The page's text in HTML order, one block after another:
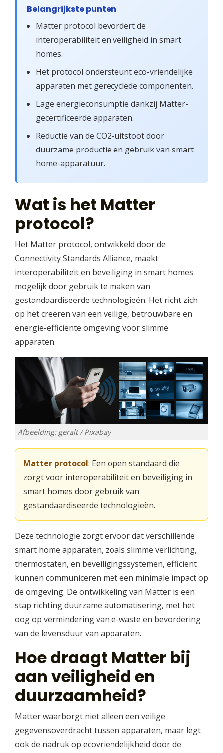
Belangrijkste punten
Matter protocol bevordert de
interoperabiliteit en veiligheid in smart
homes.
Het protocol ondersteunt eco-vriendelijke
apparaten met gerecyclede componenten.
Lage energieconsumptie dankzij Matter-
gecertificeerde apparaten.
Reductie van de CO2-uitstoot door
duurzame productie en gebruik van smart
home-apparatuur.
Wat is het Matter
protocol?
Het Matter protocol, ontwikkeld door de
Connectivity Standards Alliance, maakt
interoperabiliteit en beveiliging in smart homes
mogelijk door gebruik te maken van
gestandaardiseerde technologieën. Het richt zich
op het creëren van een veilige, betrouwbare en
energie-efficiënte omgeving voor slimme
apparaten.
Afbeelding: geralt / Pixabay
Matter protocol: Een open standaard die
zorgt voor interoperabiliteit en beveiliging in
smart homes door gebruik van
gestandaardiseerde technologieën.
Deze technologie zorgt ervoor dat verschillende
smart home apparaten, zoals slimme verlichting,
thermostaten, en beveiligingssystemen, efficiënt
kunnen communiceren met een minimale impact op
de omgeving. De ontwikkeling van Matter is een
stap richting duurzame automatisering, met het
oog op vermindering van e-waste en bevordering
van de levensduur van apparaten.
Hoe draagt Matter bij
aan veiligheid en
duurzaamheid?
Matter waarborgt niet alleen een veilige
gegevensoverdracht tussen apparaten, maar legt
ook de nadruk op ecovriendelijkheid door de